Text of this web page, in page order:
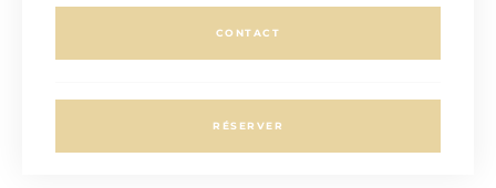
CONTACT
RÉSERVER